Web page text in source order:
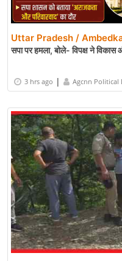
Uttar Pradesh /
सपा पर हमला, बोले- विपक्ष ने
3 hrs ago | Agcnn Political